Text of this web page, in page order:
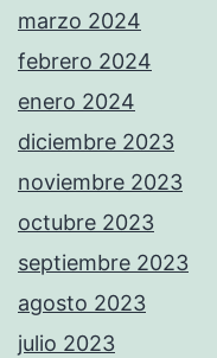
marzo 2024
febrero 2024
enero 2024
diciembre 2023
noviembre 2023
octubre 2023
septiembre 2023
agosto 2023
julio 2023